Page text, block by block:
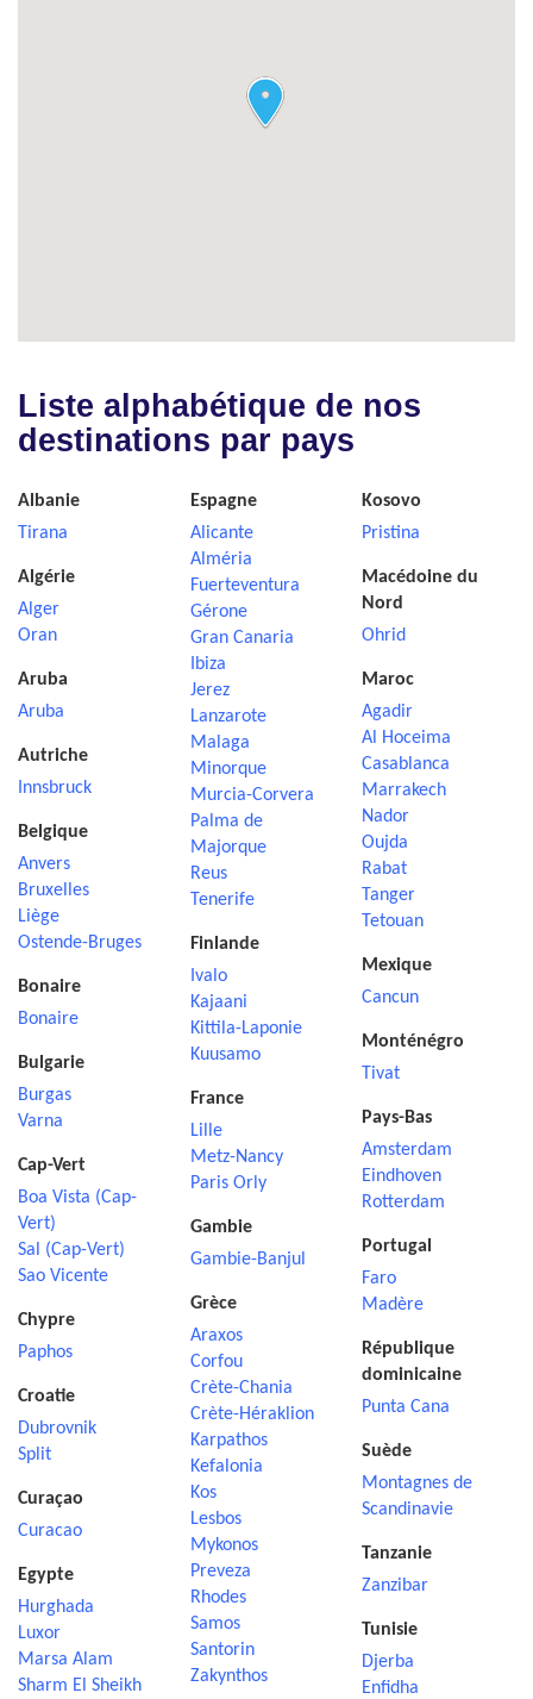
Liste alphabétique de nos
destinations par pays
Albanie
Tirana
Algérie
Alger
Oran
Aruba
Aruba
Autriche
Innsbruck
Belgique
Anvers
Bruxelles
Liège
Ostende-Bruges
Bonaire
Bonaire
Bulgarie
Burgas
Varna
Cap-Vert
Boa Vista (Cap-
Vert)
Sal (Cap-Vert)
Sao Vicente
Chypre
Paphos
Croatie
Dubrovnik
Split
Curaçao
Curacao
Egypte
Hurghada
Luxor
Marsa Alam
Sharm El Sheikh
Espagne
Alicante
Alméria
Fuerteventura
Gérone
Gran Canaria
Ibiza
Jerez
Lanzarote
Malaga
Minorque
Murcia-Corvera
Palma de
Majorque
Reus
Tenerife
Finlande
Ivalo
Kajaani
Kittila-Laponie
Kuusamo
France
Lille
Metz-Nancy
Paris Orly
Gambie
Gambie-Banjul
Grèce
Araxos
Corfou
Crète-Chania
Crète-Héraklion
Karpathos
Kefalonia
Kos
Lesbos
Mykonos
Preveza
Rhodes
Samos
Santorin
Zakynthos
Kosovo
Pristina
Macédoine du
Nord
Ohrid
Maroc
Agadir
Al Hoceima
Casablanca
Marrakech
Nador
Oujda
Rabat
Tanger
Tetouan
Mexique
Cancun
Monténégro
Tivat
Pays-Bas
Amsterdam
Eindhoven
Rotterdam
Portugal
Faro
Madère
République
dominicaine
Punta Cana
Suède
Montagnes de
Scandinavie
Tanzanie
Zanzibar
Tunisie
Djerba
Enfidha